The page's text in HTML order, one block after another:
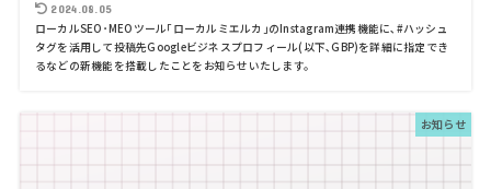
2024.08.05
ローカルSEO･MEOツール｢ローカルミエルカ｣のInstagram連携機能に､#ハッシュ
タグを活用して投稿先Googleビジネスプロフィール(以下､GBP)を詳細に指定でき
るなどの新機能を搭載したことをお知らせいたします。
お知らせ